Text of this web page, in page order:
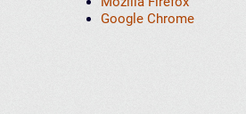
Google Chrome